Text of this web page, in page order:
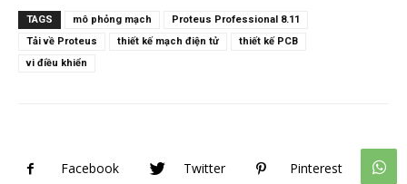
TAGS mô phỏng mạch
Proteus Professional 8.11
Tải về Proteus
thiết kế mạch điện tử
thiết kế PCB
vi điều khiển
Facebook Twitter Pinterest